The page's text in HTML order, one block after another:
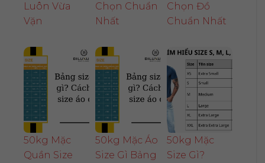
Luôn Vừa
Vặn
Chọn Chuẩn
Nhất
Chọn Đồ
Chuẩn Nhất
50kg Mặc
Quần Size
50kg Mặc Áo
Size Gì Bảng
50kg Mặc
Size Gì?